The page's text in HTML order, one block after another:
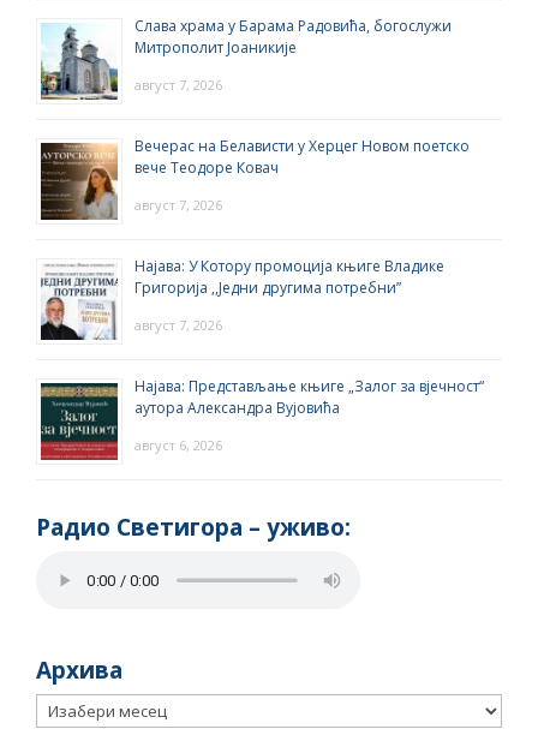
Слава храма у Барама Радовића, богослужи
Митрополит Јоаникије
август 7, 2026
Вечерас на Белависти у Херцег Новом поетско
вече Теодоре Ковач
август 7, 2026
Најава: У Котору промоција књиге Владике
Григорија ,,Једни другима потребни”
август 7, 2026
Најава: Представљање књиге „Залог за вјечност“
аутора Александра Вујовића
август 6, 2026
Радио Светигора – yживо:
Архива
Архива